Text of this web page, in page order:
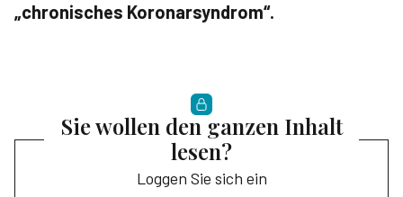
„chronisches Koronarsyndrom“.
Sie wollen den ganzen Inhalt
lesen?
Loggen Sie sich ein